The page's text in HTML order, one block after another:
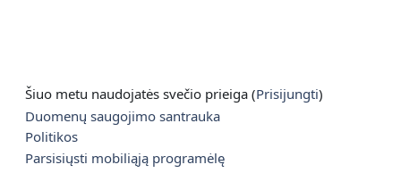
Šiuo metu naudojatės svečio prieiga (Prisijungti)
Duomenų saugojimo santrauka
Politikos
Parsisiųsti mobiliąją programėlę